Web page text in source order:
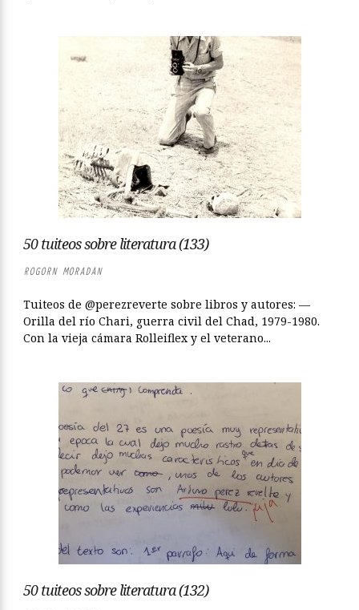
50 tuiteos sobre literatura (133)
ROGORN MORADAN
Tuiteos de @perezreverte sobre libros y autores: —
Orilla del río Chari, guerra civil del Chad, 1979-1980.
Con la vieja cámara Rolleiflex y el veterano...
50 tuiteos sobre literatura (132)